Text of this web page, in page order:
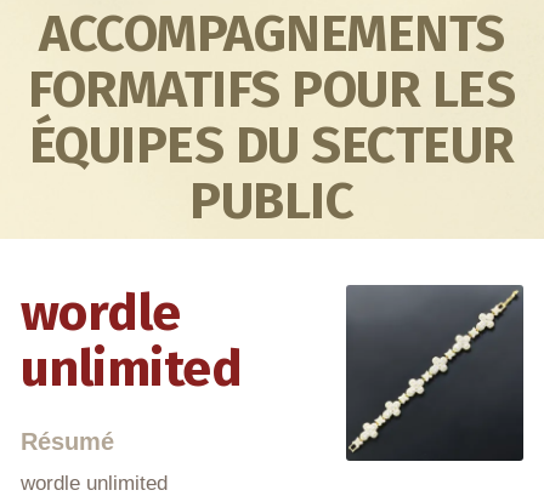
ACCOMPAGNEMENTS
FORMATIFS POUR LES
ÉQUIPES DU SECTEUR
PUBLIC
wordle
unlimited
Résumé
wordle unlimited